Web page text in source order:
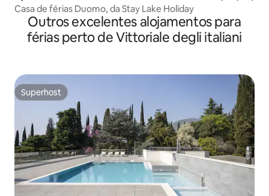
Casa de férias Duomo, da Stay Lake Holiday
Outros excelentes alojamentos para
férias perto de Vittoriale degli italiani
Superhost
Superhost